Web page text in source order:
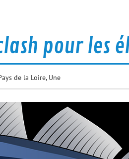
pour les
de la Loire, Une